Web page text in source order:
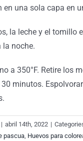
en una sola capa en
la leche y el tomillo
la noche.
a 350°F. Retire los
30 minutos.
| abril 14th, 2022 |
pascua, Huevos para